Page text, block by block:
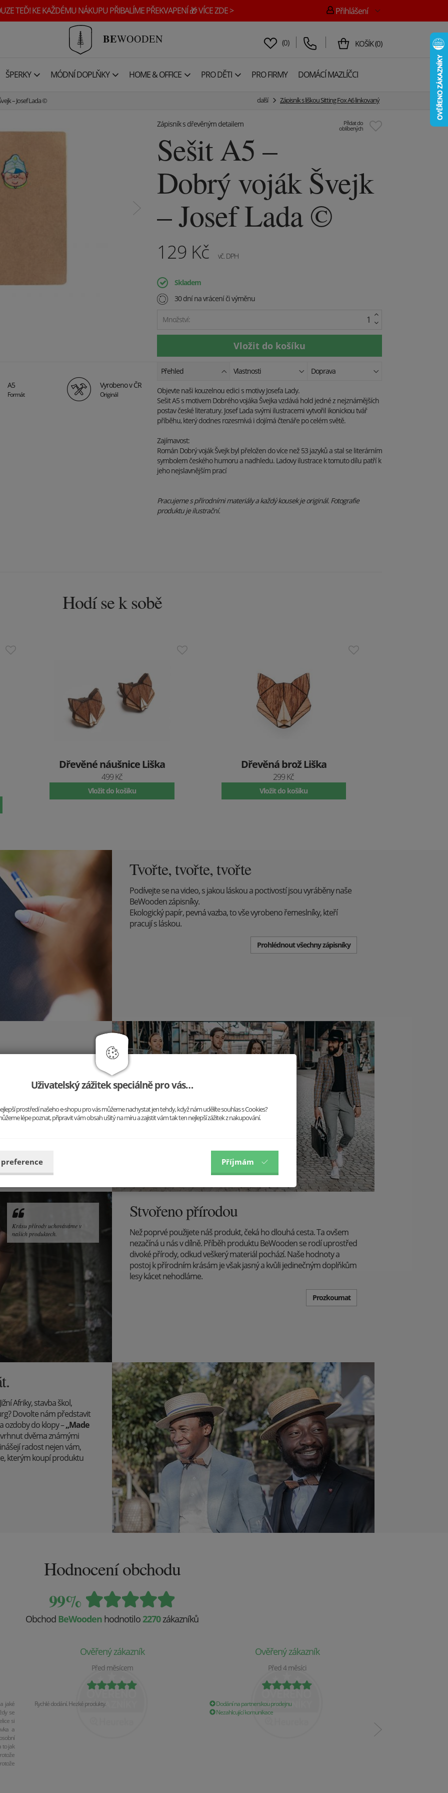
TEĎ! KE KAŽDÉMU NÁKUPU PŘIBALÍME PŘEKVAPENÍ 🎁 VÍCE ZDE > Přihlášení
BEWOODEN (0) KOŠÍK(0)
ŠPERKY MÓDNÍ DOPLŇKY HOME & OFFICE PRO DĚTI PRO FIRMY DOMÁCÍ MAZLÍČCI
– Josef Lada © další Zápisník s liškou Sitting Fox A6 linkovaný
Přidat do
oblíbených
Zápisník s dřevěným detailem
Sešit A5 –
Dobrý voják Švejk
– Josef Lada ©
129 Kč vč. DPH
Skladem
30 dní na vrácení či výměnu
Množství:
A5
Formát
Vyrobeno v ČR
Originál
Přehled Vlastnosti Doprava
Objevte naši kouzelnou edici s motivy Josefa Lady.
Sešit A5 s motivem Dobrého vojáka Švejka vzdává hold jedné z nejznámějších
postav české literatury. Josef Lada svými ilustracemi vytvořil ikonickou tvář
příběhu, který dodnes rozesmívá i dojímá čtenáře po celém světě.
Zajímavost:
Román Dobrý voják Švejk byl přeložen do více než 53 jazyků a stal se literárním
symbolem českého humoru a nadhledu. Ladovy ilustrace k tomuto dílu patří k
jeho nejslavnějším prací
Pracujeme s přírodními materiály a každý kousek je originál. Fotografie
produktu je ilustrační.
Hodí se k sobě
Dřevěné náušnice Liška
499 Kč
Vložit do košíku
Dřevěná brož Liška
299 Kč
Vložit do košíku
Tvořte, tvořte, tvořte
Podívejte se na video, s jakou láskou a poctivostí jsou vyráběny naše
BeWooden zápisníky.
Ekologický papír, pevná vazba, to vše vyrobeno řemeslníky, kteří
pracují s láskou.
Prohlédnout všechny zápisníky
z řady a buďte sami
jiný outfit, ale stále jste to
Stvořeno přírodou
Než poprvé použijete náš produkt, čeká ho dlouhá cesta. Ta ovšem
nezačíná u nás v dílně. Příběh produktu BeWooden se rodí uprostřed
divoké přírody, odkud veškerý materiál pochází. Naše hodnoty a
postoj k přírodním krásám je však jasný a kvůli jedinečným doplňkům
lesy kácet nehodláme.
Prozkoumat
Krásu přírody uchováváme v
našich produktech.
Afriky, stavba škol,
Dovolte nám představit
ozdoby do klopy –„Made
dvěma známými
radost nejen vám,
kterým koupí produktu
Hodnocení obchodu
99%
Obchod BeWooden hodnotilo 2270zákazníků
jaké
se
si
a
to jak
Ověřený zákazník
Před měsícem
Rychlé dodání. Hezké produkty.
Ověřený zákazník
Před 4 měsíci
Dodání na partnerskou prodejnu
Nezahlcující komunikace
Uživatelský zážitek speciálně pro vás…
prostředí našeho e-shopu pro vás můžeme nachystat jen tehdy, když nám udělíte souhlas s Cookies?
lépe poznat, připravit vám obsah ušitý na míru a zajistit vám tak ten nejlepší zážitek z nakupování.
Příjmám